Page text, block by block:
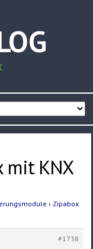
mit KNX
› Zipabox
#1738